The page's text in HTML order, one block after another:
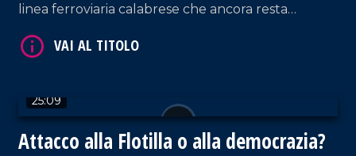
linea ferroviaria calabrese che ancora resta
25:09
Attacco alla Flotilla o alla democrazia?